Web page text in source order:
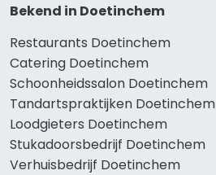
Bekend in Doetinchem
Restaurants Doetinchem
Catering Doetinchem
Schoonheidssalon Doetinchem
Tandartspraktijken Doetinchem
Loodgieters Doetinchem
Stukadoorsbedrijf Doetinchem
Verhuisbedrijf Doetinchem